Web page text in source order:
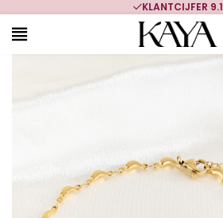
KLANTCIJFER 9.1